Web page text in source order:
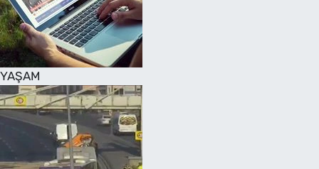
YAŞAM
SAĞLIK
TV REHBERİ